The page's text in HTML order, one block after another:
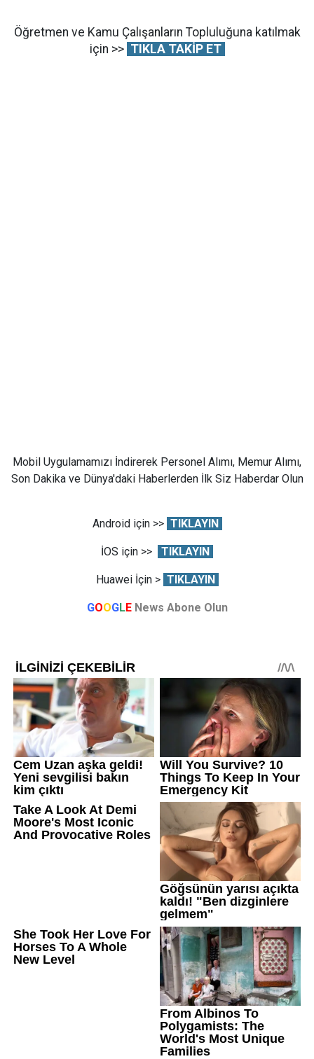
Öğretmen ve Kamu Çalışanların Topluluğuna katılmak
için >> TIKLA TAKİP ET
Mobil Uygulamamızı İndirerek Personel Alımı, Memur Alımı,
Son Dakika ve Dünya'daki Haberlerden İlk Siz Haberdar Olun
Android için >> TIKLAYIN
İOS için >> TIKLAYIN
Huawei İçin > TIKLAYIN
GOOGLE News Abone Olun